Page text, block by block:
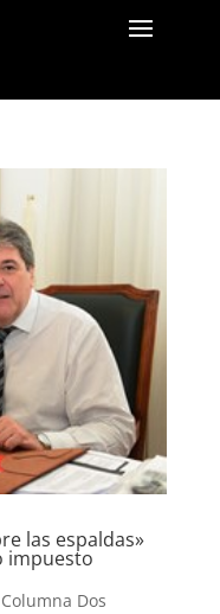
las espaldas»
impuesto
Columna Dos